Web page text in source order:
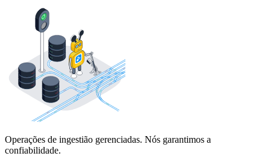
Operações de ingestião gerenciadas. Nós garantimos a
confiabilidade.